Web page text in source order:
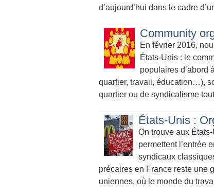
d’aujourd’hui dans le cadre
Community
En février 2016,
États-Unis : le
populaires d’abord
quartier, travail, éducation…),
quartier ou de syndicalisme
États-Unis :
On trouve aux
permettent l’entrée
syndicaux
précaires en France reste une
uniennes, où le monde du